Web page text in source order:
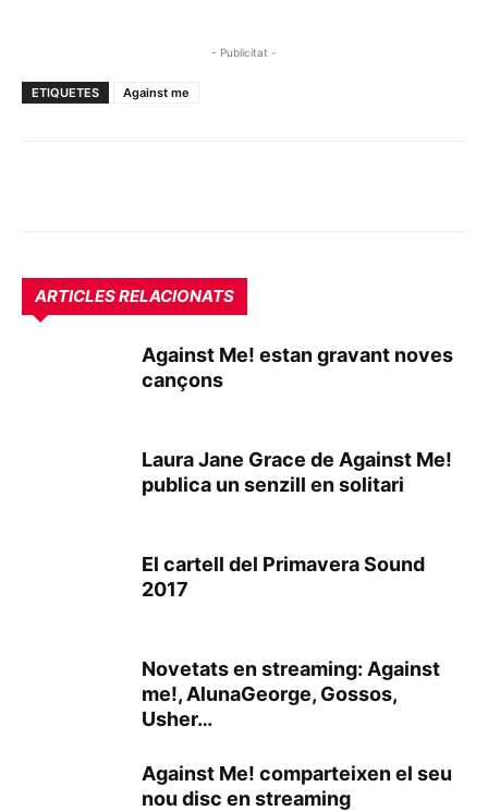
- Publicitat -
ETIQUETES Against me
ARTICLES RELACIONATS
Against Me! estan gravant noves
cançons
Laura Jane Grace de Against Me!
publica un senzill en solitari
El cartell del Primavera Sound
2017
Novetats en streaming: Against
me!, AlunaGeorge, Gossos,
Usher…
Against Me! comparteixen el seu
nou disc en streaming